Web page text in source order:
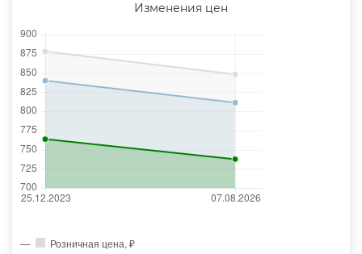
Изменения цен
Розничная цена, ₽